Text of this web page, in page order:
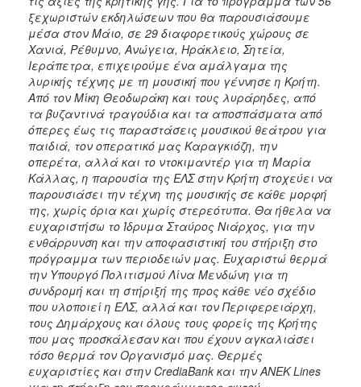
ξεχωριστών εκδηλώσεων που θα παρουσιάσουμε
μέσα στον Μάιο, σε 29 διαφορετικούς χώρους σε
Χανιά, Ρέθυμνο, Ανώγεια, Ηράκλειο, Σητεία,
Ιεράπετρα, επιχειρούμε ένα αμάλγαμα της
λυρικής τέχνης με τη μουσική που γέννησε η Κρήτη.
Από τον Μίκη Θεοδωράκη και τους λυράρηδες, από
τα βυζαντινά τραγούδια και τα αποσπάσματα από
όπερες έως τις παραστάσεις μουσικού θεάτρου για
παιδιά, τον οπερατικό μας Καραγκιόζη, την
οπερέτα, αλλά και το ντοκιμαντέρ για τη Μαρία
Κάλλας, η παρουσία της ΕΛΣ στην Κρήτη στοχεύει να
παρουσιάσει την τέχνη της μουσικής σε κάθε μορφή
της, χωρίς όρια και χωρίς στερεότυπα. Θα ήθελα να
ευχαριστήσω το Ίδρυμα Σταύρος Νιάρχος, για την
ενθάρρυνση και την αποφασιστική του στήριξη στο
πρόγραμμα των περιοδειών μας. Ευχαριστώ θερμά
την Υπουργό Πολιτισμού Λίνα Μενδώνη για τη
συνδρομή και τη στήριξή της προς κάθε νέο σχέδιο
που υλοποιεί η ΕΛΣ, αλλά και τον Περιφερειάρχη,
τους Δημάρχους και όλους τους φορείς της Κρήτης
που μας προσκάλεσαν και που έχουν αγκαλιάσει
τόσο θερμά τον Οργανισμό μας. Θερμές
ευχαριστίες και στην CrediaBank και την ANEK Lines